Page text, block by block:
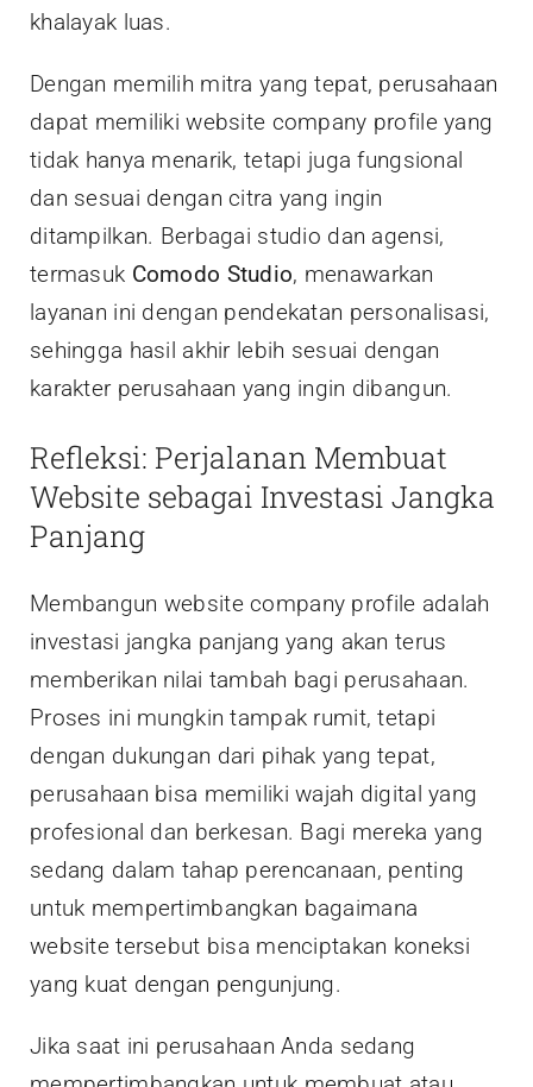
khalayak luas.
Dengan memilih mitra yang tepat, perusahaan
dapat memiliki website company profile yang
tidak hanya menarik, tetapi juga fungsional
dan sesuai dengan citra yang ingin
ditampilkan. Berbagai studio dan agensi,
termasuk Comodo Studio, menawarkan
layanan ini dengan pendekatan personalisasi,
sehingga hasil akhir lebih sesuai dengan
karakter perusahaan yang ingin dibangun.
Refleksi: Perjalanan Membuat
Website sebagai Investasi Jangka
Panjang
Membangun website company profile adalah
investasi jangka panjang yang akan terus
memberikan nilai tambah bagi perusahaan.
Proses ini mungkin tampak rumit, tetapi
dengan dukungan dari pihak yang tepat,
perusahaan bisa memiliki wajah digital yang
profesional dan berkesan. Bagi mereka yang
sedang dalam tahap perencanaan, penting
untuk mempertimbangkan bagaimana
website tersebut bisa menciptakan koneksi
yang kuat dengan pengunjung.
Jika saat ini perusahaan Anda sedang